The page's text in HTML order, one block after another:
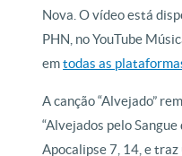
Nova. O vídeo está
PHN, no YouTube
emtodas as
A canção “Alvejado”
“Alvejados pelo
Apocalipse 7, 14, e traz